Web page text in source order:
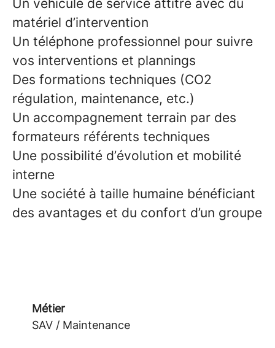
Un véhicule de service attitré avec du
matériel d’intervention
Un téléphone professionnel pour suivre
vos interventions et plannings
Des formations techniques (CO2
régulation, maintenance, etc.)
Un accompagnement terrain par des
formateurs référents techniques
Une possibilité d’évolution et mobilité
interne
Une société à taille humaine bénéficiant
des avantages et du confort d’un groupe
Métier
SAV / Maintenance